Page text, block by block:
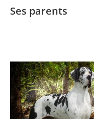
Ses parents